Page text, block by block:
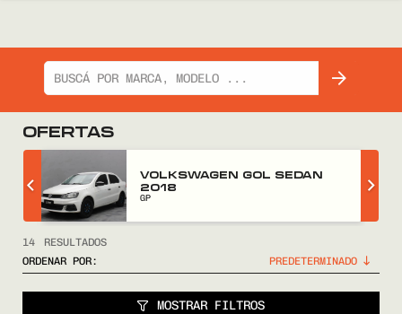
OFERTAS
GWM WINGLE 5 2018
FULL
14
RESULTADOS
ORDENAR POR:
MOSTRAR FILTROS